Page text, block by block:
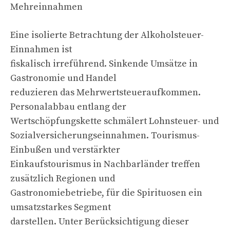
Mehreinnahmen
Eine isolierte Betrachtung der Alkoholsteuer-
Einnahmen ist
fiskalisch irreführend. Sinkende Umsätze in
Gastronomie und Handel
reduzieren das Mehrwertsteueraufkommen.
Personalabbau entlang der
Wertschöpfungskette schmälert Lohnsteuer- und
Sozialversicherungseinnahmen. Tourismus-
Einbußen und verstärkter
Einkaufstourismus in Nachbarländer treffen
zusätzlich Regionen und
Gastronomiebetriebe, für die Spirituosen ein
umsatzstarkes Segment
darstellen. Unter Berücksichtigung dieser